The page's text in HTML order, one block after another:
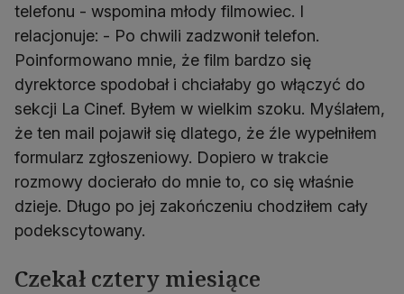
telefonu - wspomina młody filmowiec. I
relacjonuje: - Po chwili zadzwonił telefon.
Poinformowano mnie, że film bardzo się
dyrektorce spodobał i chciałaby go włączyć do
sekcji La Cinef. Byłem w wielkim szoku. Myślałem,
że ten mail pojawił się dlatego, że źle wypełniłem
formularz zgłoszeniowy. Dopiero w trakcie
rozmowy docierało do mnie to, co się właśnie
dzieje. Długo po jej zakończeniu chodziłem cały
podekscytowany.
Czekał cztery miesiące